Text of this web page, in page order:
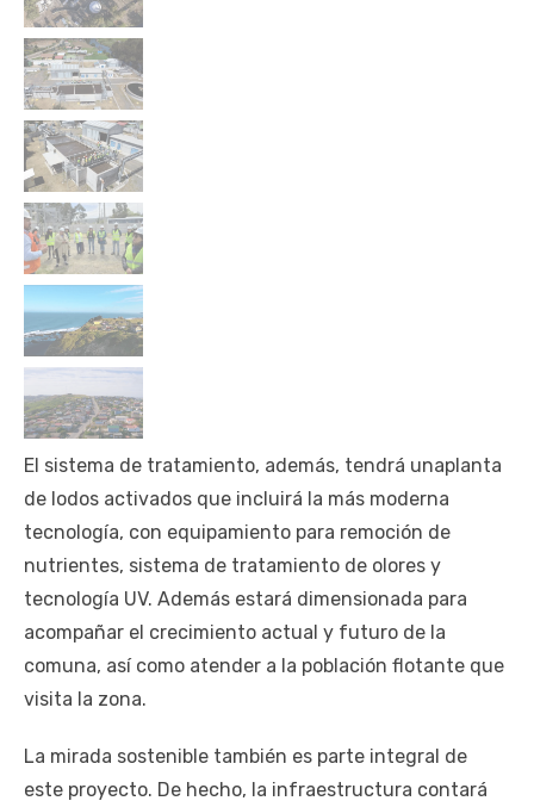
El sistema de tratamiento, además, tendrá unaplanta
de lodos activados que incluirá la más moderna
tecnología, con equipamiento para remoción de
nutrientes, sistema de tratamiento de olores y
tecnología UV. Además estará dimensionada para
acompañar el crecimiento actual y futuro de la
comuna, así como atender a la población flotante que
visita la zona.
La mirada sostenible también es parte integral de
este proyecto. De hecho, la infraestructura contará